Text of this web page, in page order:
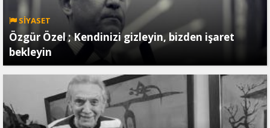
SİYASET
Özgür Özel ; Kendinizi gizleyin, bizden işaret
bekleyin